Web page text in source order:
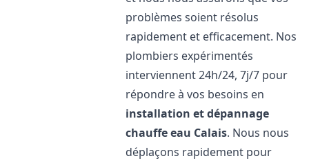
problèmes soient résolus
rapidement et efficacement. Nos
plombiers expérimentés
interviennent 24h/24, 7j/7 pour
répondre à vos besoins en
installation et dépannage
chauffe eau Calais. Nous nous
déplaçons rapidement pour